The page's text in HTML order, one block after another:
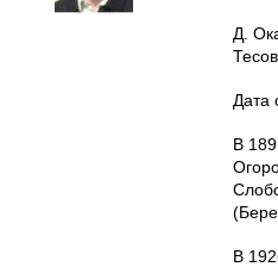
Д.
Дата
В
В